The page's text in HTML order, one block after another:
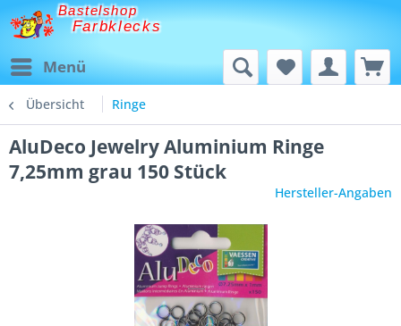
Bastelshop
Farbklecks
Menü
Übersicht Ringe
AluDeco Jewelry Aluminium Ringe
7,25mm grau 150 Stück
Hersteller-Angaben